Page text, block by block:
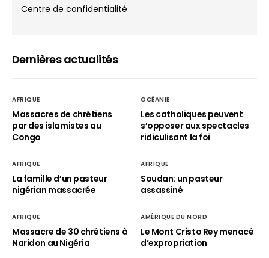
Centre de confidentialité
Dernières actualités
AFRIQUE
Massacres de chrétiens
par des islamistes au
Congo
OCÉANIE
Les catholiques peuvent
s’opposer aux spectacles
ridiculisant la foi
AFRIQUE
La famille d’un pasteur
nigérian massacrée
AFRIQUE
Soudan: un pasteur
assassiné
AFRIQUE
Massacre de 30 chrétiens à
Naridon au Nigéria
AMÉRIQUE DU NORD
Le Mont Cristo Rey menacé
d’expropriation